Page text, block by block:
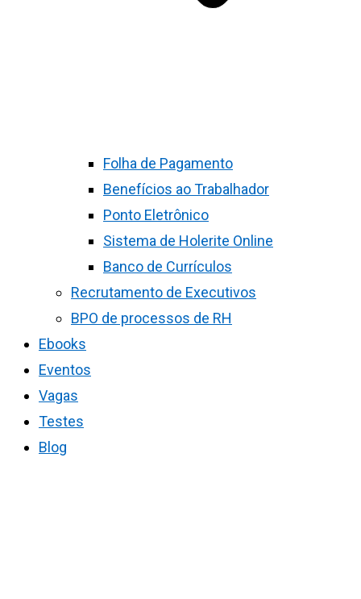
Folha de Pagamento
Benefícios ao Trabalhador
Ponto Eletrônico
Sistema de Holerite Online
Banco de Currículos
Recrutamento de Executivos
BPO de processos de RH
Ebooks
Eventos
Vagas
Testes
Blog